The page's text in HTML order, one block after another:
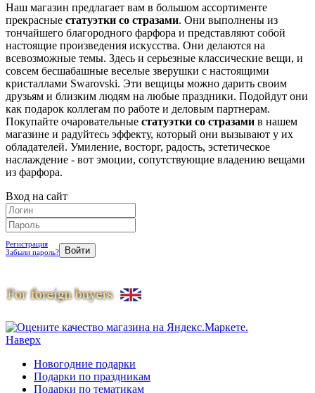
Наш магазин предлагает вам в большом ассортименте
прекрасные статуэтки со стразами. Они выполнены из
тончайшего благородного фарфора и представляют собой
настоящие произведения искусства. Они делаются на
всевозможные темы. Здесь и серьезные классические вещи, и
совсем бесшабашные веселые зверушки с настоящими
кристаллами Swarovski. Эти вещицы можно дарить своим
друзьям и близким людям на любые праздники. Подойдут они
как подарок коллегам по работе и деловым партнерам.
Покупайте очаровательные статуэтки со стразами в нашем
магазине и радуйтесь эффекту, который они вызывают у их
обладателей. Умиление, восторг, радость, эстетическое
наслаждение - вот эмоции, сопутствующие владению вещами
из фарфора.
Вход на сайт
Регистрация
Забыли пароль?
Наверх
Новогодние подарки
Подарки по праздникам
Подарки по тематикам